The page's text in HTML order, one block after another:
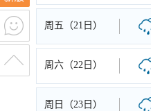
周五（21日）
周六（22日）
周日（23日）